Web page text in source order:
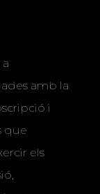
amb la
i
que
els